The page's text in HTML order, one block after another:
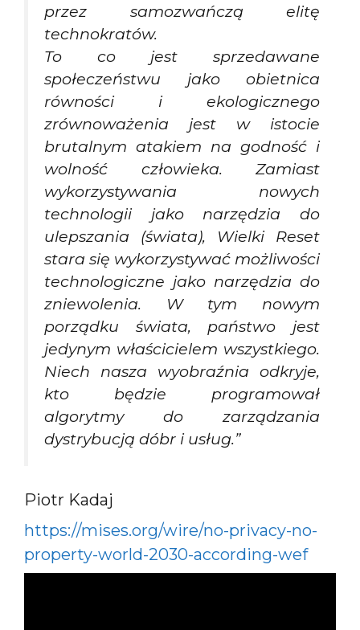
przez samozwańczą elitę
technokratów.
To co jest sprzedawane
społeczeństwu jako obietnica
równości i ekologicznego
zrównoważenia jest w istocie
brutalnym atakiem na godność i
wolność człowieka. Zamiast
wykorzystywania nowych
technologii jako narzędzia do
ulepszania (świata), Wielki Reset
stara się wykorzystywać możliwości
technologiczne jako narzędzia do
zniewolenia. W tym nowym
porządku świata, państwo jest
jedynym właścicielem wszystkiego.
Niech nasza wyobraźnia odkryje,
kto będzie programował
algorytmy do zarządzania
dystrybucją dóbr i usług.”
Piotr Kadaj
https://mises.org/wire/no-privacy-no-
property-world-2030-according-wef